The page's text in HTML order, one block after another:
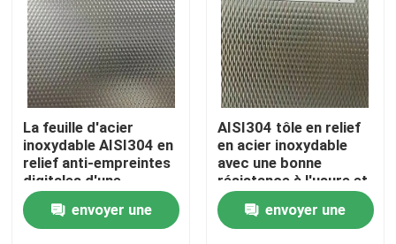
À la maison
Produits
La feuille d'acier
inoxydable AISI304 en
relief anti-empreintes
digitales d'une
épaisseur de 0,4 à 3,0
mm pour les
applications
envoyer une
AISI304 tôle en relief
en acier inoxydable
avec une bonne
résistance à l'usure et
une surface en relief
pour applications
décoratives
envoyer une